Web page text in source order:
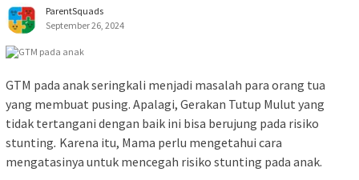
ParentSquads
September 26, 2024
GTM pada anak seringkali menjadi masalah para orang tua
yang membuat pusing. Apalagi, Gerakan Tutup Mulut yang
tidak tertangani dengan baik ini bisa berujung pada risiko
stunting. Karena itu, Mama perlu mengetahui cara
mengatasinya untuk mencegah risiko stunting pada anak.